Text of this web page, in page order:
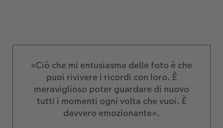
«Ciò che mi entusiasma delle foto è che
puoi rivivere i ricordi con loro. È
meraviglioso poter guardare di nuovo
tutti i momenti ogni volta che vuoi. È
davvero emozionante».